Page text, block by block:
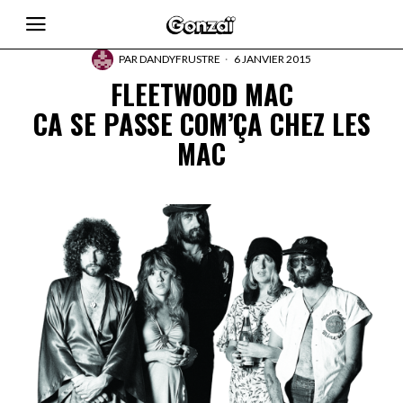
PARDANDYFRUSTRE 6 JANVIER 2015
FLEETWOOD MAC
CA SE PASSE COM’ÇA CHEZ LES
MAC